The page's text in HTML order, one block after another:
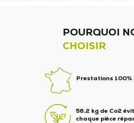
POURQUOI
CHOISIR
Prestations
56,2 kg de Co2
chaque pièce